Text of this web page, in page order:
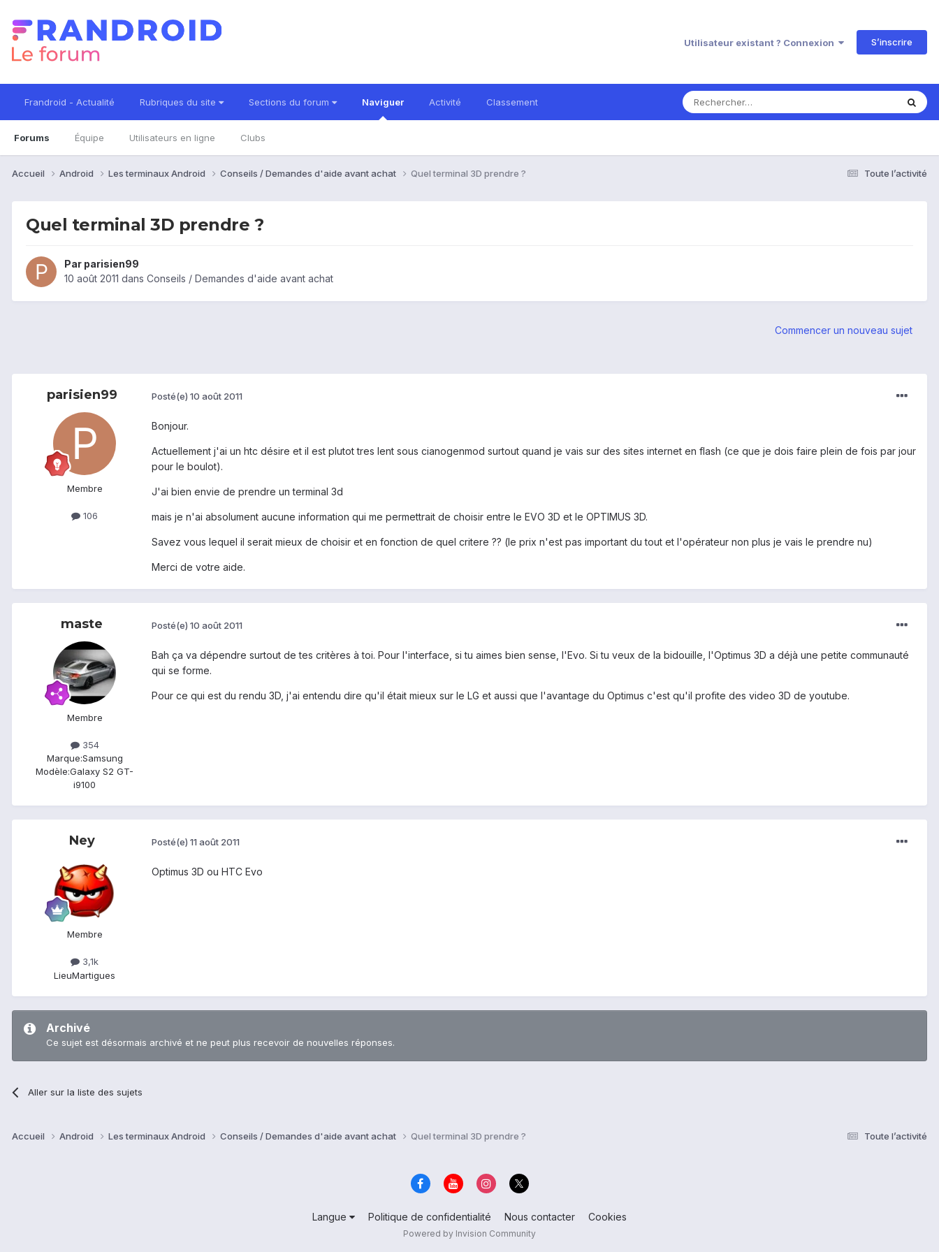
Utilisateur existant ? Connexion S’inscrire
Frandroid - Actualité Rubriques du site Sections du forum Naviguer
Forums Équipe Utilisateurs en ligne Clubs
Activité Classement
Toute l’activité
Accueil Android Les terminaux Android Conseils / Demandes d'aide avant achat Quel terminal 3D prendre ?
Quel terminal 3D prendre ?
Par parisien99
10 août 2011 dans Conseils / Demandes d'aide avant achat
Commencer un nouveau sujet
parisien99
Membre
106
Posté(e) 10 août 2011
Bonjour.
Actuellement j'ai un htc désire et il est plutot tres lent sous cianogenmod surtout quand je vais sur des sites internet en flash (ce que je dois faire plein de fois par jour
pour le boulot).
J'ai bien envie de prendre un terminal 3d
mais je n'ai absolument aucune information qui me permettrait de choisir entre le EVO 3D et le OPTIMUS 3D.
Savez vous lequel il serait mieux de choisir et en fonction de quel critere ?? (le prix n'est pas important du tout et l'opérateur non plus je vais le prendre nu)
Merci de votre aide.
maste
Membre
354
Marque:Samsung
Modèle:Galaxy S2 GT-
i9100
Posté(e) 10 août 2011
Bah ça va dépendre surtout de tes critères à toi. Pour l'interface, si tu aimes bien sense, l'Evo. Si tu veux de la bidouille, l'Optimus 3D a déjà une petite communauté
qui se forme.
Pour ce qui est du rendu 3D, j'ai entendu dire qu'il était mieux sur le LG et aussi que l'avantage du Optimus c'est qu'il profite des video 3D de youtube.
Ney
Membre
3,1k
LieuMartigues
Posté(e) 11 août 2011
Optimus 3D ou HTC Evo
Archivé
Ce sujet est désormais archivé et ne peut plus recevoir de nouvelles réponses.
Aller sur la liste des sujets
Toute l’activité
Accueil Android Les terminaux Android Conseils / Demandes d'aide avant achat Quel terminal 3D prendre ?
Langue Politique de confidentialité Nous contacter Cookies
Powered by Invision Community